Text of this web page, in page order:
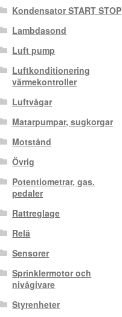
Kondensator START STOP
Lambdasond
Luft pump
Luftkonditionering
värmekontroller
Luftvågar
Matarpumpar, sugkorgar
Motstånd
Övrig
Potentiometrar, gas.
pedaler
Rattreglage
Relä
Sensorer
Sprinklermotor och
nivågivare
Styrenheter